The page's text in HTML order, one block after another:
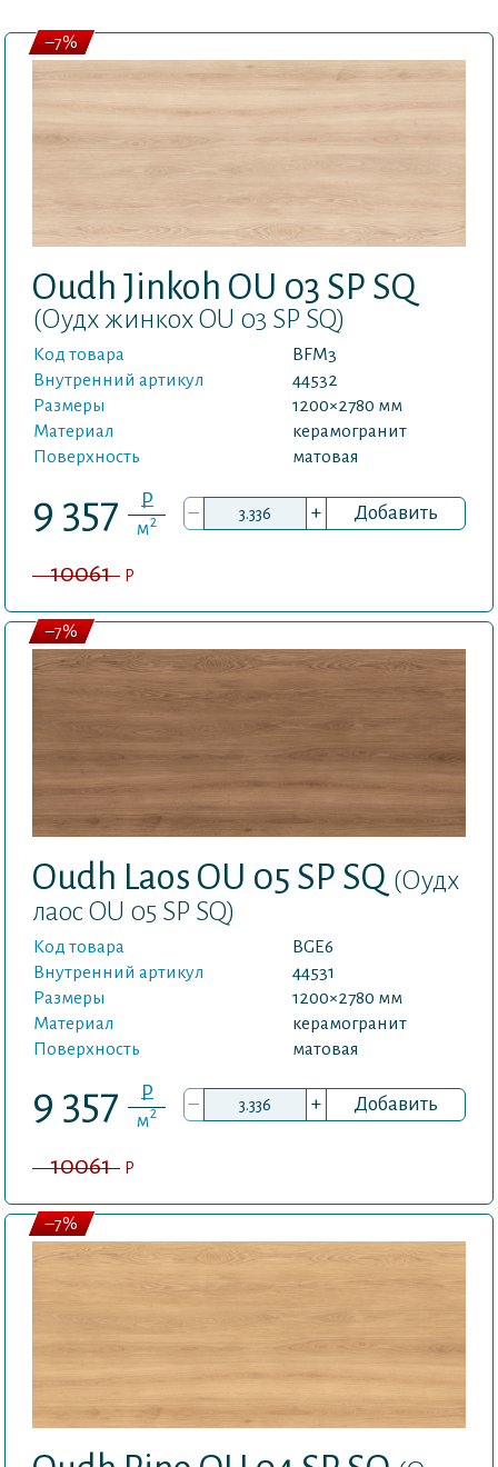
Oudh Jinkoh OU 03 SP SQ
(Оудх жинкох OU 03 SP SQ)
Код товара
BFM3
Внутренний артикул
44532
Размеры
1200×2780 мм
Материал
керамогранит
Поверхность
матовая
9 357 P
м2 – + Добавить
10061 P
–7%
Oudh Laos OU 05 SP SQ (Оудх
лаос OU 05 SP SQ)
Код товара
BGE6
Внутренний артикул
44531
Размеры
1200×2780 мм
Материал
керамогранит
Поверхность
матовая
9 357 P
м2 – + Добавить
10061 P
–7%
–7%